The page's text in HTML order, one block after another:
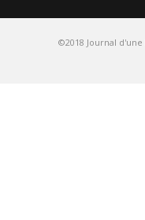
©2018 Journal d'une